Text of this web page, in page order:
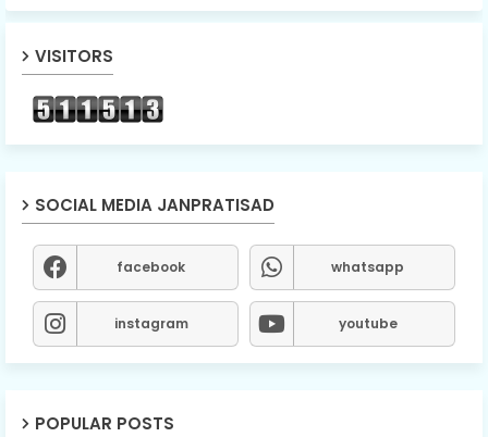
VISITORS
SOCIAL MEDIA JANPRATISAD
facebook whatsapp
instagram youtube
POPULAR POSTS